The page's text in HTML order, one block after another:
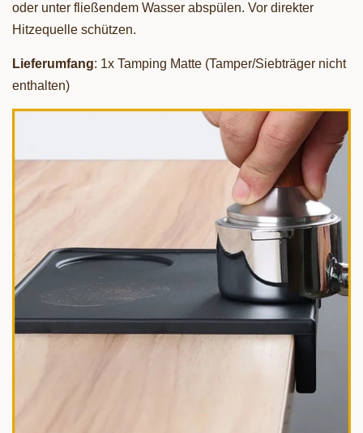
oder unter fließendem Wasser abspülen. Vor direkter
Hitzequelle schützen.
Lieferumfang: 1x Tamping Matte (Tamper/Siebträger nicht
enthalten)